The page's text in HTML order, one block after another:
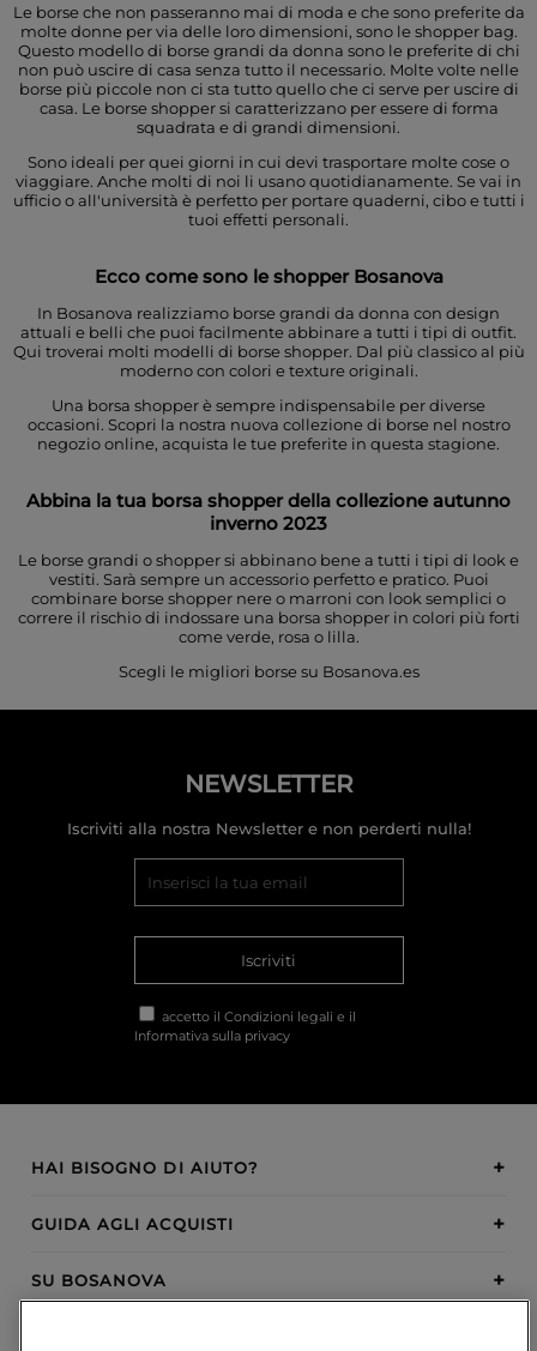
Le borse che non passeranno mai di moda e che sono preferite da
molte donne per via delle loro dimensioni, sono le shopper bag.
Questo modello di borse grandi da donna sono le preferite di chi
non può uscire di casa senza tutto il necessario. Molte volte nelle
borse più piccole non ci sta tutto quello che ci serve per uscire di
casa. Le borse shopper si caratterizzano per essere di forma
squadrata e di grandi dimensioni.
Sono ideali per quei giorni in cui devi trasportare molte cose o
viaggiare. Anche molti di noi li usano quotidianamente. Se vai in
ufficio o all'università è perfetto per portare quaderni, cibo e tutti i
tuoi effetti personali.
Ecco come sono le shopper Bosanova
In Bosanova realizziamo borse grandi da donna con design
attuali e belli che puoi facilmente abbinare a tutti i tipi di outfit.
Qui troverai molti modelli di borse shopper. Dal più classico al più
moderno con colori e texture originali.
Una borsa shopper è sempre indispensabile per diverse
occasioni. Scopri la nostra nuova collezione di borse nel nostro
negozio online, acquista le tue preferite in questa stagione.
Abbina la tua borsa shopper della collezione autunno
inverno 2023
Le borse grandi o shopper si abbinano bene a tutti i tipi di look e
vestiti. Sarà sempre un accessorio perfetto e pratico. Puoi
combinare borse shopper nere o marroni con look semplici o
correre il rischio di indossare una borsa shopper in colori più forti
come verde, rosa o lilla.
Scegli le migliori borse su Bosanova.es
NEWSLETTER
Iscriviti alla nostra Newsletter e non perderti nulla!
Iscriviti
accetto il Condizioni legali e il
Informativa sulla privacy
HAI BISOGNO DI AIUTO?
GUIDA AGLI ACQUISTI
SU BOSANOVA